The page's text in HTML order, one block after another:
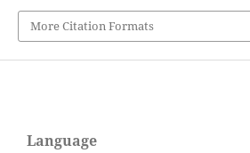
More Citation Formats
Language